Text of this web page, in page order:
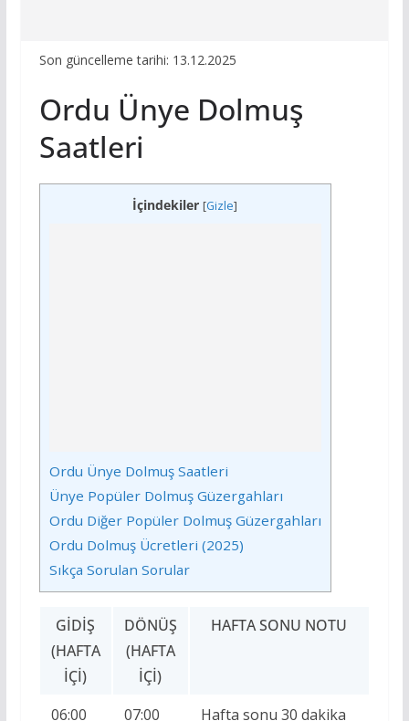
Son güncelleme tarihi: 13.12.2025
Ordu Ünye Dolmuş
Saatleri
İçindekiler [Gizle]
Ordu Ünye Dolmuş Saatleri
Ünye Popüler Dolmuş Güzergahları
Ordu Diğer Popüler Dolmuş Güzergahları
Ordu Dolmuş Ücretleri (2025)
Sıkça Sorulan Sorular
GIDIŞ
(HAFTA
İÇI)
DÖNÜŞ
(HAFTA
İÇI)
HAFTA SONU NOTU
06:00 07:00 Hafta sonu 30 dakika